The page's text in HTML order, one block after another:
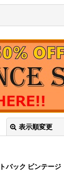
表示順変更
バック ビンテージ